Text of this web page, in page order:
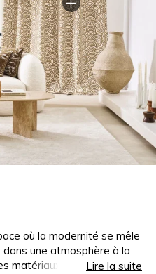
où la modernité se mêle
une atmosphère à la
matériaux bruts y sont à
Lire la suite